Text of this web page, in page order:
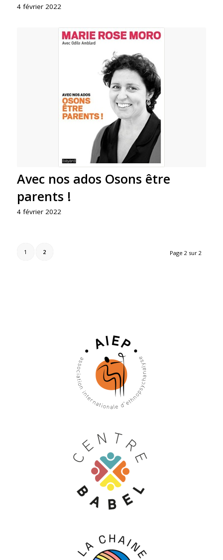
4 février 2022
Avec nos ados Osons être
parents !
4 février 2022
Page 2 sur 2
1 2